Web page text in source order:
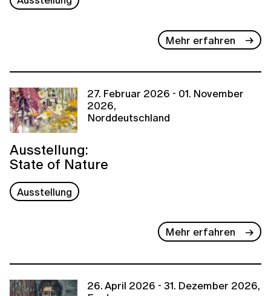
Mehr erfahren
27. Februar 2026 - 01. November
2026,
Norddeutschland
Ausstellung:
State of Nature
Ausstellung
Mehr erfahren
26. April 2026 - 31. Dezember 2026,